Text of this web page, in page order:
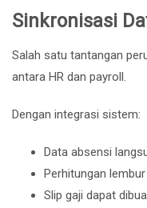
Sinkronisasi
Salah satu tantangan
antara HR dan payroll.
Dengan integrasi sistem:
Data absensi
Perhitungan
Slip gaji dapat